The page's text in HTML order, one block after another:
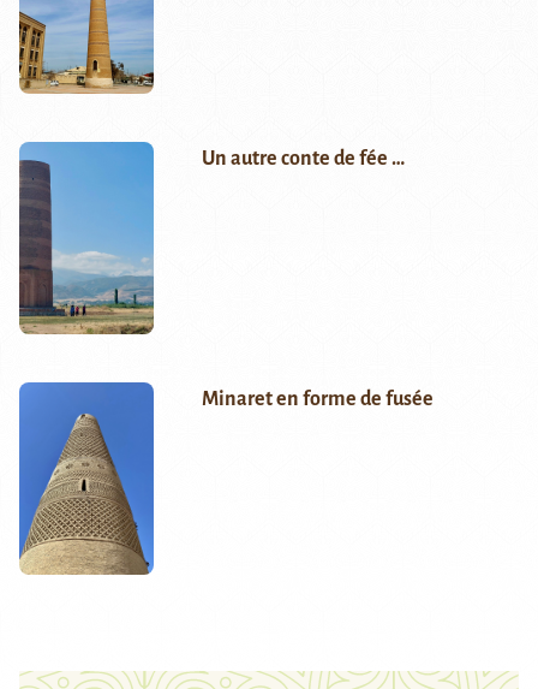
Un autre conte de fée …
Minaret en forme de fusée